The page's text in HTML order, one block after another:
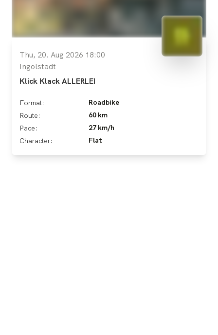
Thu, 20. Aug 2026 18:00
Ingolstadt
Klick Klack ALLERLEI
Format:
Roadbike
Route:
60 km
Pace:
27 km/h
Character:
Flat